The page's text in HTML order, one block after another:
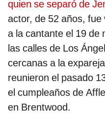
quien se separó de
actor, de 52 años,
a la cantante el 19 de
las calles de Los
cercanas a la
reunieron el pasado
el cumpleaños de
en Brentwood.